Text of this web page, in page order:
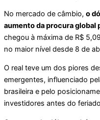
No mercado de câmbio, o
aumento da procura global
chegou à máxima de R$
no maior nível desde 8 de
O real teve um dos piores
emergentes, influenciado
brasileira e pelo
investidores antes do